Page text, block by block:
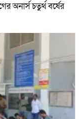
অনার্স চতুর্থ বর্ষের